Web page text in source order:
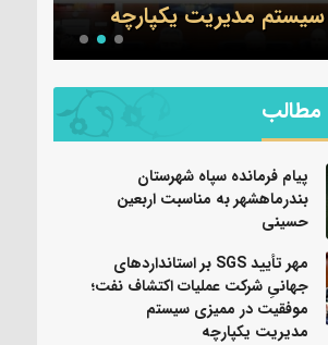
مدیریت یکپارچه
مطالب
پیام فرمانده سپاه شهرستان
بندرماهشهر به مناسبت اربعین
حسینی
مهر تأیید SGS بر استانداردهای
جهانیِ شرکت عملیات اکتشاف نفت؛
موفقیت در ممیزی سیستم
مدیریت یکپارچه